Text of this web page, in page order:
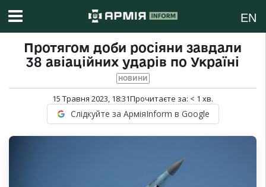
EN
Протягом доби росіяни завдали
38 авіаційних ударів по Україні
НОВИНИ
15 Травня 2023, 18:31Прочитаєте за: < 1 хв.
Слідкуйте за АрміяInform в Google